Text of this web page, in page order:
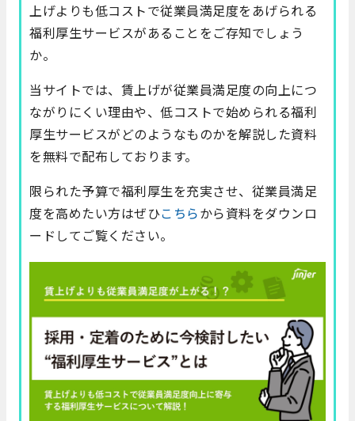
上げよりも低コストで従業員満足度をあげられる
福利厚生サービスがあることをご存知でしょう
か。
当サイトでは、賃上げが従業員満足度の向上につ
ながりにくい理由や、低コストで始められる福利
厚生サービスがどのようなものかを解説した資料
を無料で配布しております。
限られた予算で福利厚生を充実させ、従業員満足
度を高めたい方はぜひこちらから資料をダウンロ
ードしてご覧ください。